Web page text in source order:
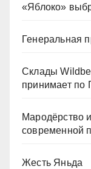
«Яблоко»
Генеральная
Склады
принимает по
Мародёрство
современной
Жесть Яньда